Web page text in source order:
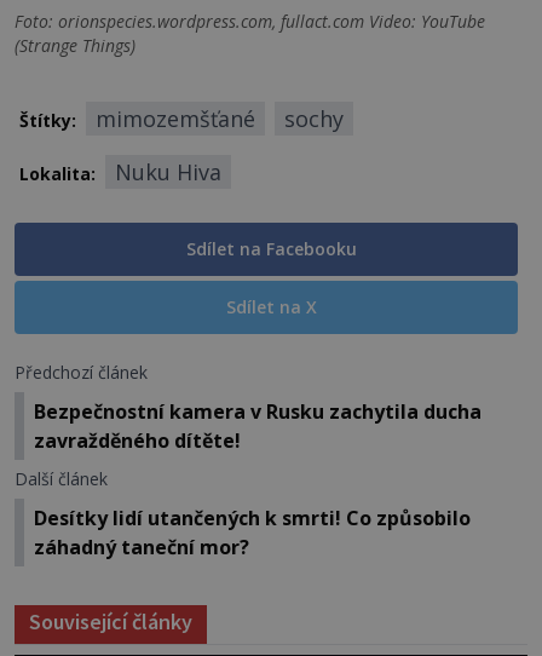
Foto: orionspecies.wordpress.com, fullact.com Video: YouTube
(Strange Things)
Štítky: mimozemšťané sochy
Lokalita: Nuku Hiva
Sdílet na Facebooku
Sdílet na X
Předchozí článek
Bezpečnostní kamera v Rusku zachytila ducha
zavražděného dítěte!
Další článek
Desítky lidí utančených k smrti! Co způsobilo
záhadný taneční mor?
Související články